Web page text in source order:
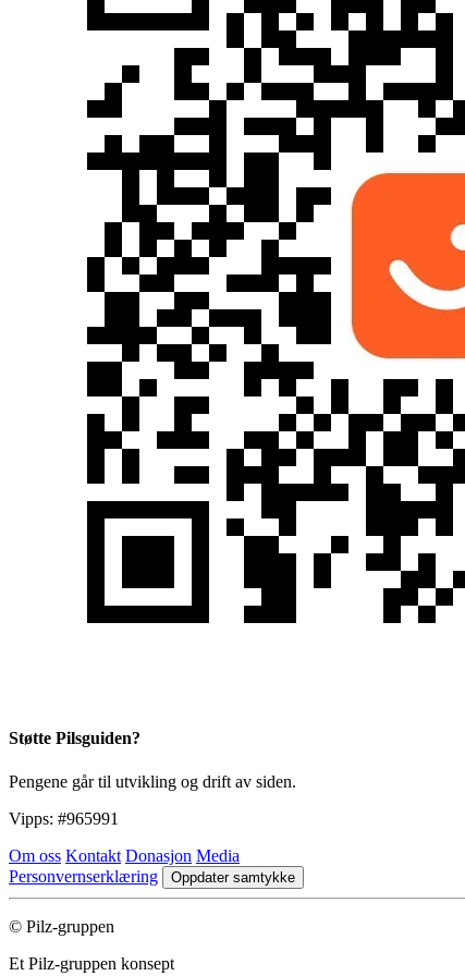
Støtte Pilsguiden?
Pengene går til utvikling og drift av siden.
Vipps: #965991
Om oss Kontakt Donasjon Media
Personvernserklæring
Oppdater samtykke
© Pilz-gruppen
Et Pilz-gruppen konsept